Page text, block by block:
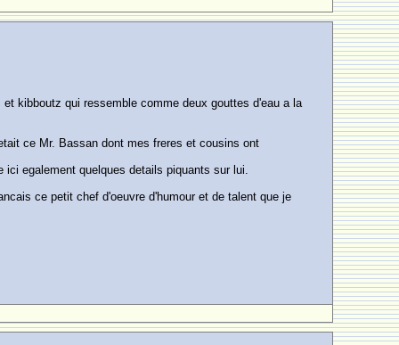
kibboutz qui ressemble comme deux gouttes d'eau a la
ce Mr. Bassan dont mes freres et cousins ont
egalement quelques details piquants sur lui.
ce petit chef d'oeuvre d'humour et de talent que je